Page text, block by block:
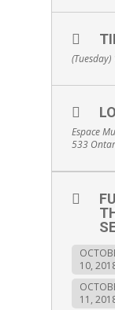
de
de
morte
de
une
TOUT
Espace
533
10,
11,